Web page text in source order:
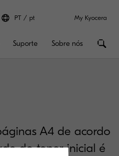
PT pt My Kyocera
Suporte Sobre nós
A4 de acordo
do toner inicial é